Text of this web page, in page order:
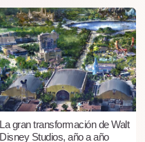
La gran transformación de Walt
Disney Studios, año a año